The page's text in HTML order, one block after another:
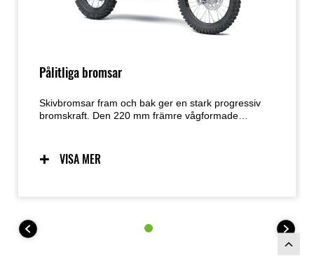
Pålitliga bromsar
Skivbromsar fram och bak ger en stark progressiv
bromskraft. Den 220 mm främre vågformade
enkelkolvsok, vilket ger förtroende på
Offroadslingan.
VISA MER